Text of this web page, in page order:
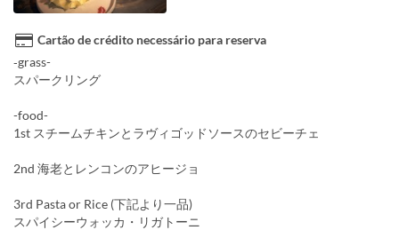
Cartão de crédito necessário para reserva
‐grass-
スパークリング
-food-
1st スチームチキンとラヴィゴッドソースのセビーチェ
2nd 海老とレンコンのアヒージョ
3rd Pasta or Rice (下記より一品)
スパイシーウォッカ・リガトーニ